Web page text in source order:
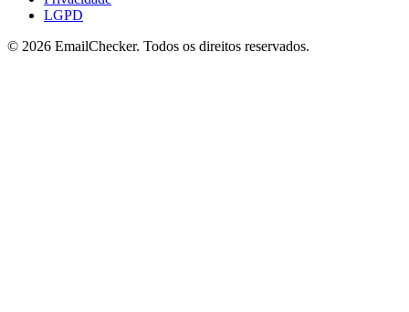
LGPD
© 2026 EmailChecker. Todos os direitos reservados.